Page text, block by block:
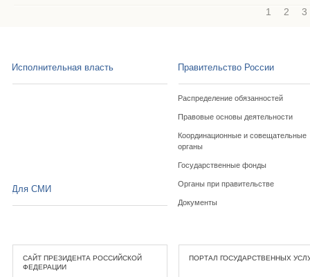
1 2 3
Исполнительная власть Правительство России
Распределение обязанностей
Правовые основы деятельности
Координационные и совещательные
органы
Государственные фонды
Органы при правительстве
Документы
Для СМИ
САЙТ ПРЕЗИДЕНТА РОССИЙСКОЙ
ФЕДЕРАЦИИ
ПОРТАЛ ГОСУДАРСТВЕННЫХ